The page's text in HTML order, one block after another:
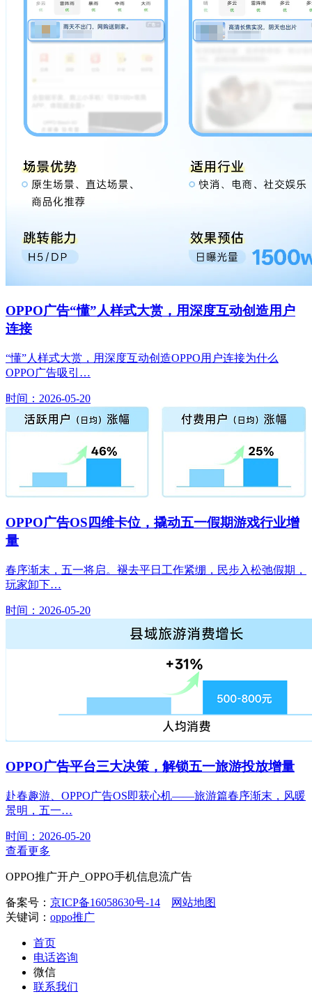
OPPO广告“懂”人样式大赏，用深度互动创造用户
连接
“懂”人样式大赏，用深度互动创造OPPO用户连接为什么
OPPO广告吸引…
时间：2026-05-20
OPPO广告OS四维卡位，撬动五一假期游戏行业增
量
春序渐末，五一将启。褪去平日工作紧绷，民步入松弛假期，
玩家卸下…
时间：2026-05-20
OPPO广告平台三大决策，解锁五一旅游投放增量
赴春趣游、OPPO广告OS即获心机——旅游篇春序渐末，风暖
景明，五一…
时间：2026-05-20
查看更多
OPPO推广开户_OPPO手机信息流广告
备案号： 京ICP备16058630号-14
网站地图
关键词： oppo推广
首页
电话咨询
微信
联系我们